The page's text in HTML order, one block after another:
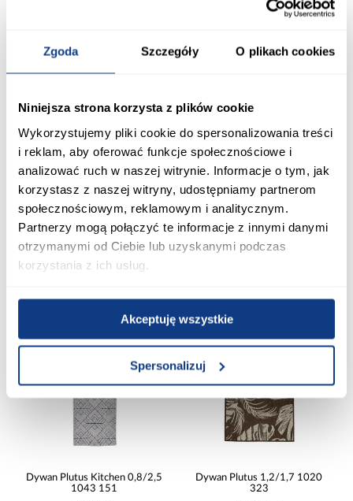
Zgoda Szczegóły O plikach cookies
Niniejsza strona korzysta z plików cookie
Wykorzystujemy pliki cookie do spersonalizowania treści
i reklam, aby oferować funkcje społecznościowe i
analizować ruch w naszej witrynie. Informacje o tym, jak
korzystasz z naszej witryny, udostępniamy partnerom
społecznościowym, reklamowym i analitycznym.
Partnerzy mogą połączyć te informacje z innymi danymi
otrzymanymi od Ciebie lub uzyskanymi podczas
korzystania z ich usług.
Akceptuję wszystkie
Spersonalizuj
Dywan Merlyne 1,4/1,9 E568A
SGZ58 kremowy/jasny szary
179,00 zł
Dodaj do koszyka
Dywan Plutus Kitchen 0,8/2,5
1052 232
99,99 zł
Dywan Plutus Kitchen 0,8/2,5
1043 151
PORÓWNAJ
Dywan Plutus 1,2/1,7 1020
323